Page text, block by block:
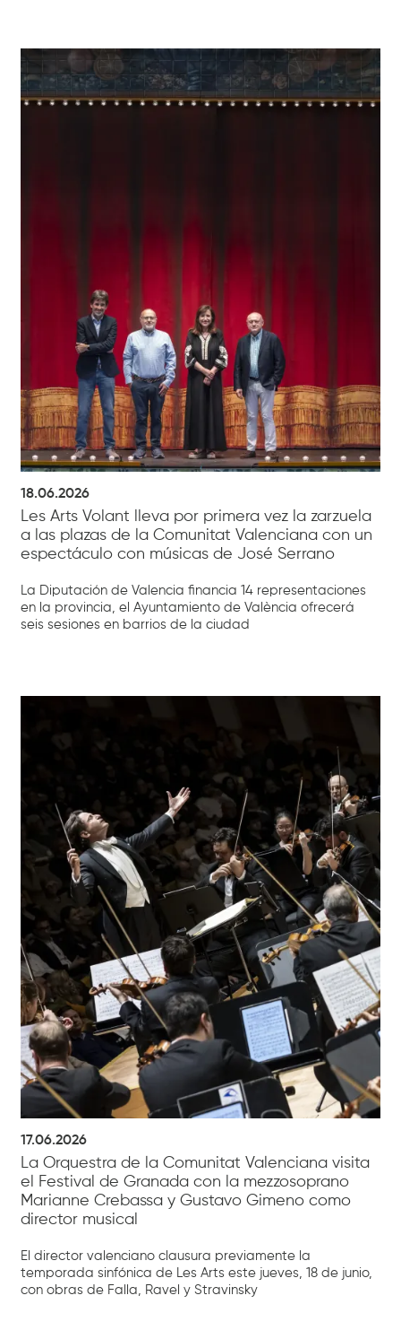
18.06.2026
Les Arts Volant lleva por primera vez la zarzuela
a las plazas de la Comunitat Valenciana con un
espectáculo con músicas de José Serrano
La Diputación de Valencia financia 14 representaciones
en la provincia, el Ayuntamiento de València ofrecerá
seis sesiones en barrios de la ciudad
17.06.2026
La Orquestra de la Comunitat Valenciana visita
el Festival de Granada con la mezzosoprano
Marianne Crebassa y Gustavo Gimeno como
director musical
El director valenciano clausura previamente la
temporada sinfónica de Les Arts este jueves, 18 de junio,
con obras de Falla, Ravel y Stravinsky